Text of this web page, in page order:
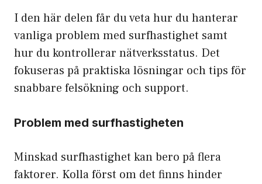
I den här delen får du veta hur du hanterar
vanliga problem med surfhastighet samt
hur du kontrollerar nätverksstatus. Det
fokuseras på praktiska lösningar och tips för
snabbare felsökning och support.
Problem med surfhastigheten
Minskad surfhastighet kan bero på flera
faktorer. Kolla först om det finns hinder